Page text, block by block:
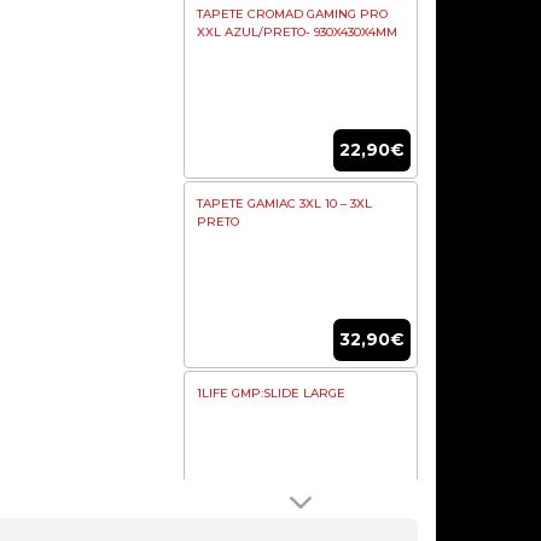
TAPETE CROMAD GAMING PRO
XXL AZUL/PRETO- 930X430X4MM
22,90€
TAPETE GAMIAC 3XL 10 – 3XL
PRETO
32,90€
1LIFE GMP:SLIDE LARGE